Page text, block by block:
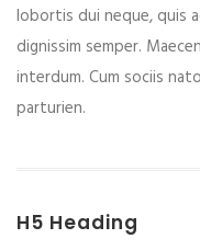
lobortis dui neque, quis
dignissim semper.
interdum. Cum sociis
parturien.
H5 Heading